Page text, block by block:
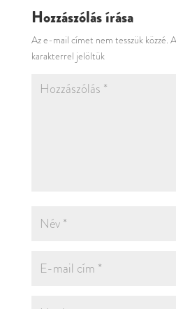
Hozzászólás írása
Az e-mail címet nem tesszük közzé.
karakterrel jelöltük